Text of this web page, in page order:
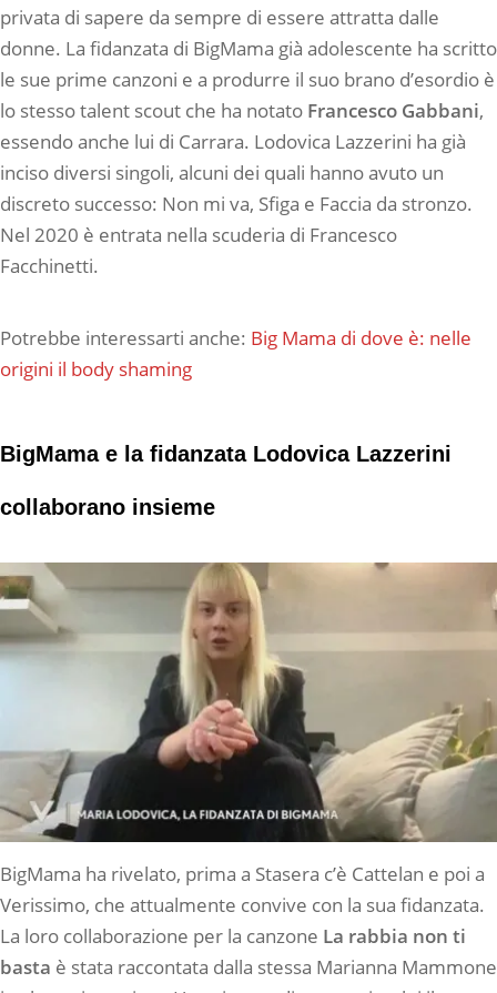
privata di sapere da sempre di essere attratta dalle
donne. La fidanzata di BigMama già adolescente ha scritto
le sue prime canzoni e a produrre il suo brano d’esordio è
lo stesso talent scout che ha notato Francesco Gabbani,
essendo anche lui di Carrara. Lodovica Lazzerini ha già
inciso diversi singoli, alcuni dei quali hanno avuto un
discreto successo: Non mi va, Sfiga e Faccia da stronzo.
Nel 2020 è entrata nella scuderia di Francesco
Facchinetti.
Potrebbe interessarti anche: Big Mama di dove è: nelle
origini il body shaming
BigMama e la fidanzata Lodovica Lazzerini
collaborano insieme
BigMama ha rivelato, prima a Stasera c’è Cattelan e poi a
Verissimo, che attualmente convive con la sua fidanzata.
La loro collaborazione per la canzone La rabbia non ti
basta è stata raccontata dalla stessa Marianna Mammone